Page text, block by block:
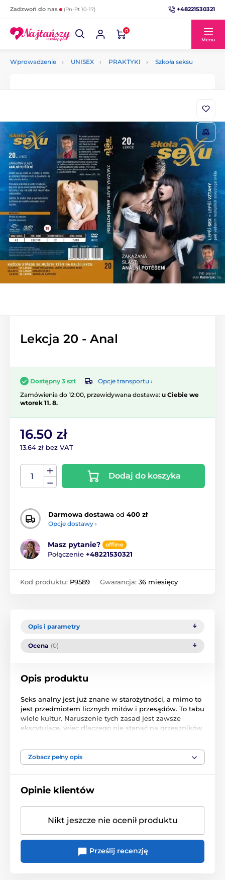
Zadzwoń do nas (Pn-Pt 10-17) +48221530321
0
Menu
Wprowadzenie UNISEX PRAKTYKI Szkoła seksu
Lekcja 20 - Anal
Dostępny 3 szt
Opcje transportu ›
Zamówienia do 12:00, przewidywana dostawa: u Ciebie we
wtorek 11. 8.
16.50 zł
13.64 zł bez VAT
Dodaj do koszyka
Darmowa dostawa od 400 zł
Opcje dostawy ›
Masz pytanie? offline
Połączenie +48221530321
Kod produktu: P9589 Gwarancja: 36 miesięcy
Opis i parametry
Ocena (0)
Opis produktu
Seks analny jest już znane w starożytności, a mimo to
jest przedmiotem licznych mitów i przesądów. To tabu
wiele kultur. Naruszenie tych zasad jest zawsze
ekscytujące więc dlaczego nie stanąć na grzeszników
analny jest bardzo
nowa Romer.
Bonusy
Zajrzeć za kulisy,Ważne informacje
Długość: 75 min.
Zobacz pełny opis
Opinie klientów
Nikt jeszcze nie ocenił produktu
Prześlij recenzję